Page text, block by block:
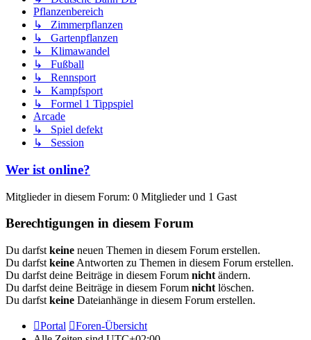
Pflanzenbereich
↳ Zimmerpflanzen
↳ Gartenpflanzen
↳ Klimawandel
↳ Fußball
↳ Rennsport
↳ Kampfsport
↳ Formel 1 Tippspiel
Arcade
↳ Spiel defekt
↳ Session
Wer ist online?
Mitglieder in diesem Forum: 0 Mitglieder und 1 Gast
Berechtigungen in diesem Forum
Du darfst keine neuen Themen in diesem Forum erstellen.
Du darfst keine Antworten zu Themen in diesem Forum erstellen.
Du darfst deine Beiträge in diesem Forum nicht ändern.
Du darfst deine Beiträge in diesem Forum nicht löschen.
Du darfst keine Dateianhänge in diesem Forum erstellen.
Portal
Foren-Übersicht